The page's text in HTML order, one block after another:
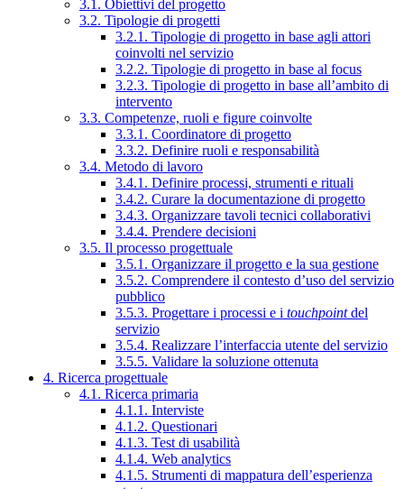
3.1. Obiettivi del progetto
3.2. Tipologie di progetti
3.2.1. Tipologie di progetto in base agli attori
coinvolti nel servizio
3.2.2. Tipologie di progetto in base al focus
3.2.3. Tipologie di progetto in base all’ambito di
intervento
3.3. Competenze, ruoli e figure coinvolte
3.3.1. Coordinatore di progetto
3.3.2. Definire ruoli e responsabilità
3.4. Metodo di lavoro
3.4.1. Definire processi, strumenti e rituali
3.4.2. Curare la documentazione di progetto
3.4.3. Organizzare tavoli tecnici collaborativi
3.4.4. Prendere decisioni
3.5. Il processo progettuale
3.5.1. Organizzare il progetto e la sua gestione
3.5.2. Comprendere il contesto d’uso del servizio
pubblico
3.5.3. Progettare i processi e i touchpointdel
servizio
3.5.4. Realizzare l’interfaccia utente del servizio
3.5.5. Validare la soluzione ottenuta
4. Ricerca progettuale
4.1. Ricerca primaria
4.1.1. Interviste
4.1.2. Questionari
4.1.3. Test di usabilità
4.1.4. Web analytics
4.1.5. Strumenti di mappatura dell’esperienza